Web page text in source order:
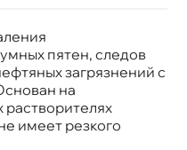
пятен, следо
загрязнений с
на
имеет резкого